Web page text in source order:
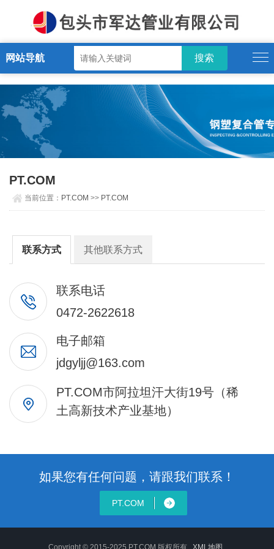
PT.COM
网站导航
PT.COM
当前位置： PT.COM >> PT.COM
联系方式 其他联系方式
联系电话
0472-2622618
电子邮箱
jdgyljj@163.com
PT.COM市阿拉坦汗大街19号（稀
土高新技术产业基地）
如果您有任何问题，请跟我们联系！
PT.COM